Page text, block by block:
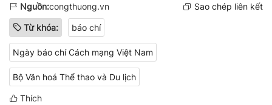
Nguồn:congthuong.vn Sao chép liên kết
Từ khóa: báo chí
Ngày báo chí Cách mạng Việt Nam
Bộ Văn hoá Thể thao và Du lịch
Thích